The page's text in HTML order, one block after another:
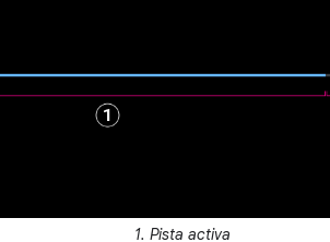
1. Pista activa